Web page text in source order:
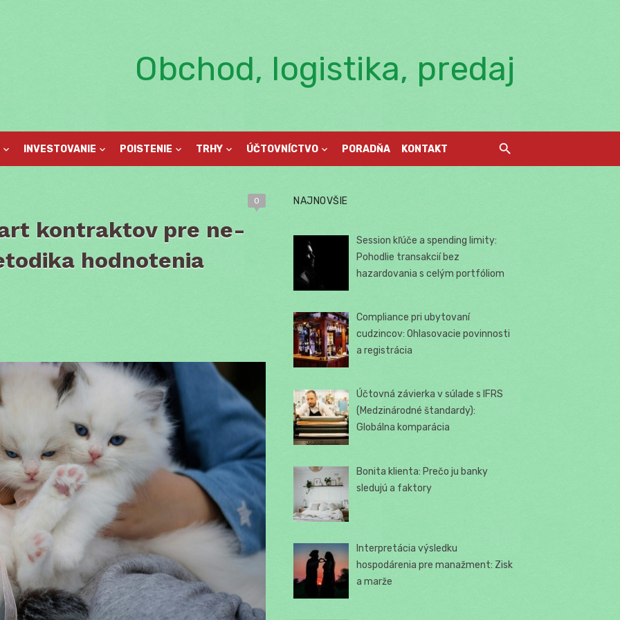
Obchod, logistika, predaj
INVESTOVANIE POISTENIE TRHY ÚČTOVNÍCTVO PORADŇA KONTAKT
0
kontraktov pre ne-
hodnotenia
NAJNOVŠIE
Session kľúče a spending limity:
Pohodlie transakcií bez
hazardovania s celým portfóliom
Compliance pri ubytovaní
cudzincov: Ohlasovacie povinnosti
a registrácia
Účtovná závierka v súlade s IFRS
(Medzinárodné štandardy):
Globálna komparácia
Bonita klienta: Prečo ju banky
sledujú a faktory
Interpretácia výsledku
hospodárenia pre manažment: Zisk
a marže